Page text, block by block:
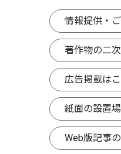
情報提供・
著作物の二
広告掲載は
紙面の設置
Web版記事